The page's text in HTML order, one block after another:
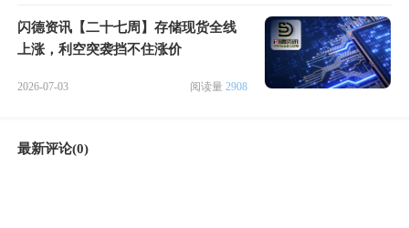
闪德资讯【二十七周】存储现货全线
上涨，利空突袭挡不住涨价
2026-07-03 阅读量 2908
最新评论(0)